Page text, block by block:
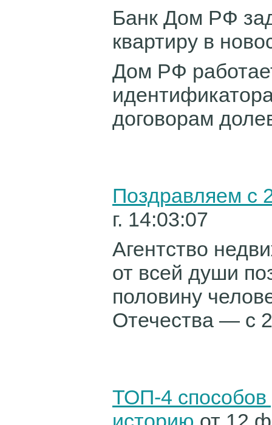
Банк Дом РФ
квартиру в
Дом РФ
договорам
Поздравляем с
г. 14:03:07
Агентство
от всей души
половину
Отечества — с
ТОП-4